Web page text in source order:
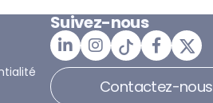
Suivez-nous
Contactez-nous